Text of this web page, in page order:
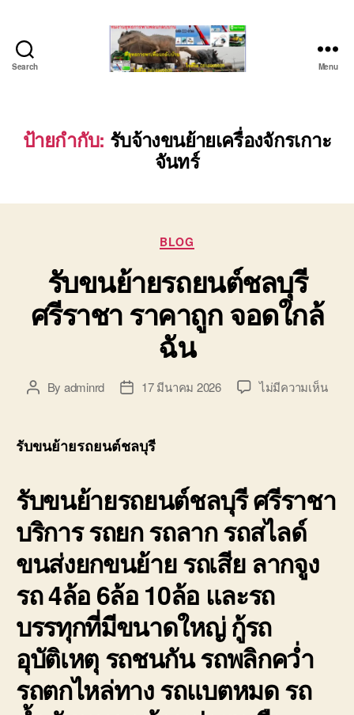
Search
เครื่องจักร
ระยอง
ชลบุรี
เซียน
จำกัด)
บริการ
รถยก
รถ
รับจ้าง
ใน
เขต
บ่อ
ติดต่อ
Menu
ป้ายกำกับ: รับจ้างขนย้ายเครื่องจักรเกาะ
จันทร์
Categories
BLOG
รับขนย้ายรถยนต์ชลบุรี
ศรีราชา ราคาถูก จอดใกล้
ฉัน
PostBy adminrd
Post17 มีนาคม 2026 ไม่มีความเห็นบน
ศรีร
ราคา
รับขนย้ายรถยนต์ชลบุรี
รับขนย้ายรถยนต์ชลบุรี ศรีราชา
บริการ รถยก รถลาก รถสไลด์
ขนส่งยกขนย้าย รถเสีย ลากจูง
รถ 4ล้อ 6ล้อ 10ล้อ และรถ
บรรทุกที่มีขนาดใหญ่ กู้รถ
อุบัติเหตุ รถชนกัน รถพลิกคว่ำ
รถตกไหล่ทาง รถแบตหมด รถ